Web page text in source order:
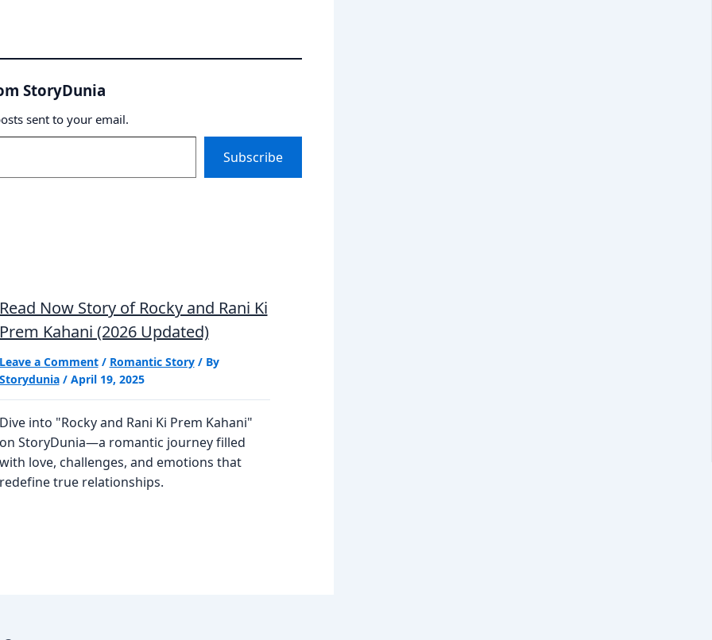
StoryDunia
sent to your email.
Subscribe
Now Story of Rocky and Rani Ki
Kahani (2026 Updated)
a Comment/ Romantic Story/ By
/ April 19, 2025
into "Rocky and Rani Ki Prem Kahani"
StoryDunia—a romantic journey filled
love, challenges, and emotions that
true relationships.